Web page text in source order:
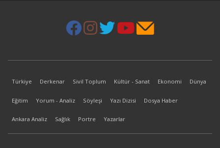
Türkiye Derkenar Sivil Toplum Kültür - Sanat Ekonomi Dünya
Eğitim Yorum - Analiz Söyleşi Yazı Dizisi Dosya Haber
Ankara Analiz Sağlık Portre Yazarlar